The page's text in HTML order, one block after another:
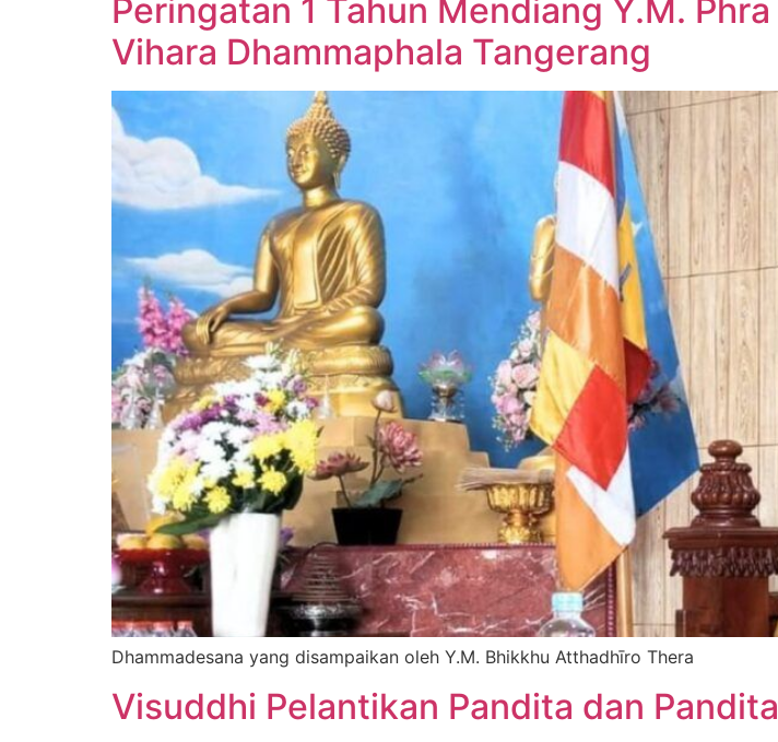
Peringatan 1 Tahun Mendiang Y.M.
Vihara Dhammaphala Tangerang
Dhammadesana yang disampaikan oleh Y.M. Bhikkhu Atthadhīro Thera
Visuddhi Pelantikan Pandita dan